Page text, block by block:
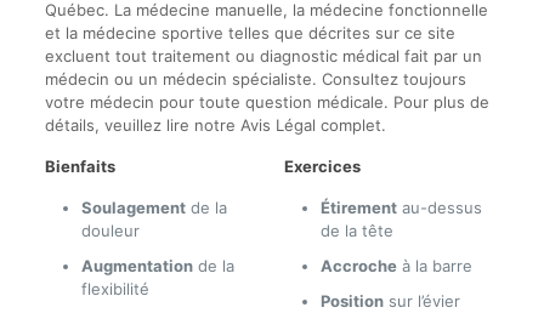
Québec. La médecine manuelle, la médecine fonctionnelle
et la médecine sportive telles que décrites sur ce site
excluent tout traitement ou diagnostic médical fait par un
médecin ou un médecin spécialiste. Consultez toujours
votre médecin pour toute question médicale. Pour plus de
détails, veuillez lire notre Avis Légal complet.
Bienfaits
Soulagementde la
douleur
Augmentationde la
flexibilité
Exercices
Étirement au-dessus
de la tête
Accroche à la barre
Position sur l’évier